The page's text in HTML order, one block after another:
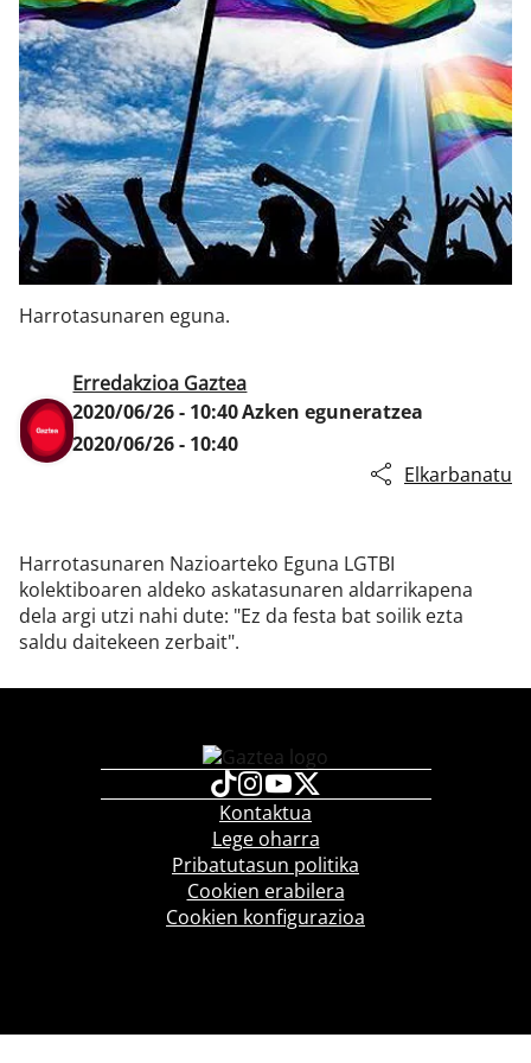
Klisk
Harrotasunaren eguna.
Erredakzioa Gaztea
2020/06/26 - 10:40Azken eguneratzea
2020/06/26 - 10:40
Elkarbanatu
Harrotasunaren Nazioarteko Eguna LGTBI
kolektiboaren aldeko askatasunaren aldarrikapena
dela argi utzi nahi dute: "Ez da festa bat soilik ezta
saldu daitekeen zerbait".
Kontaktua
Lege oharra
Pribatutasun politika
Cookien erabilera
Cookien konfigurazioa